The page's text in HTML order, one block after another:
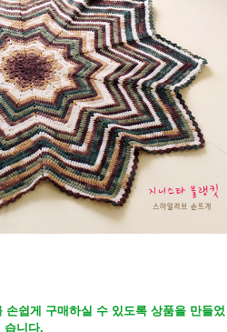
쉽게 구매하실 수 있도록 상품을 만들었
습니다.